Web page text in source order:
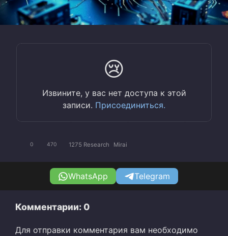
😢
Извините, у вас нет доступа к этой
записи. Присоединиться.
0 470 1275 Research Mirai
WhatsApp Telegram
Комментарии: 0
Для отправки комментария вам необходимо